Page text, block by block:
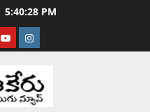
5:40:29 PM